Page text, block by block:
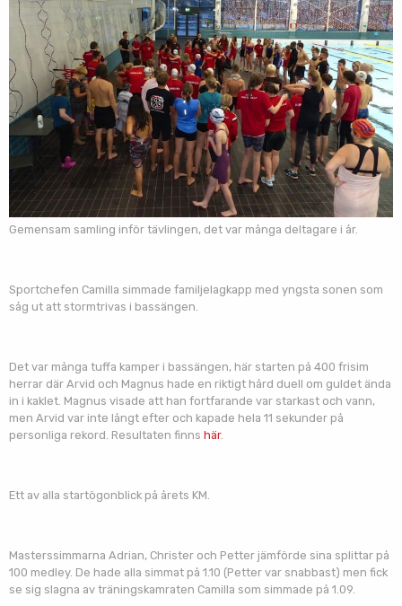
Gemensam samling inför tävlingen, det var många deltagare i år.
Sportchefen Camilla simmade familjelagkapp med yngsta sonen som
såg ut att stormtrivas i bassängen.
Det var många tuffa kamper i bassängen, här starten på 400 frisim
herrar där Arvid och Magnus hade en riktigt hård duell om guldet ända
in i kaklet. Magnus visade att han fortfarande var starkast och vann,
men Arvid var inte långt efter och kapade hela 11 sekunder på
personliga rekord. Resultaten finns här.
Ett av alla startögonblick på årets KM.
Masterssimmarna Adrian, Christer och Petter jämförde sina splittar på
100 medley. De hade alla simmat på 1.10 (Petter var snabbast) men fick
se sig slagna av träningskamraten Camilla som simmade på 1.09.